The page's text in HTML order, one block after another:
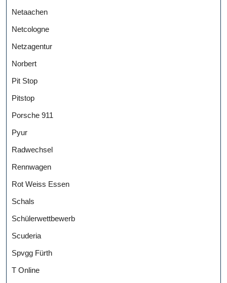
Netaachen
Netcologne
Netzagentur
Norbert
Pit Stop
Pitstop
Porsche 911
Pyur
Radwechsel
Rennwagen
Rot Weiss Essen
Schals
Schülerwettbewerb
Scuderia
Spvgg Fürth
T Online